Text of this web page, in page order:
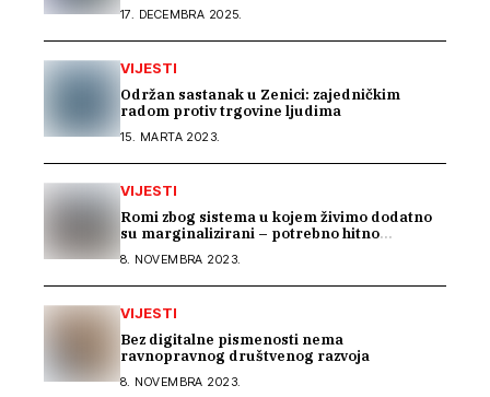
programa o rodnoj ravnopravnosti i
socijalnoj zaštiti
17. DECEMBRA 2025.
VIJESTI
Održan sastanak u Zenici: zajedničkim
radom protiv trgovine ljudima
15. MARTA 2023.
VIJESTI
Romi zbog sistema u kojem živimo dodatno
su marginalizirani – potrebno hitno
nivou BiH
8. NOVEMBRA 2023.
VIJESTI
Bez digitalne pismenosti nema
ravnopravnog društvenog razvoja
8. NOVEMBRA 2023.